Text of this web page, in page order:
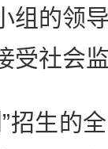
组的领
受社会
生的全